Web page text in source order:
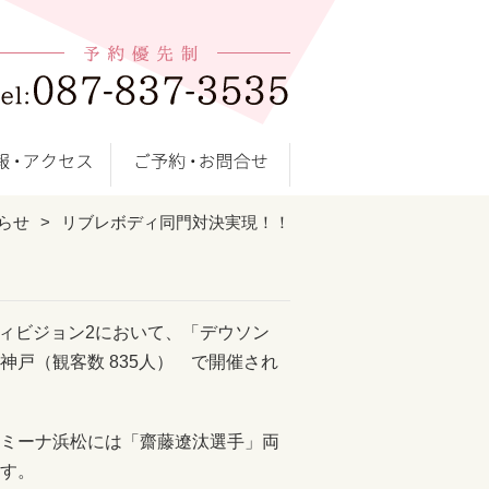
せ リブレボディ同門対決実現！！
ビジョン2において、「デウソン
戸（観客数 835人） で開催され
ーナ浜松には「齋藤遼汰選手」両
。